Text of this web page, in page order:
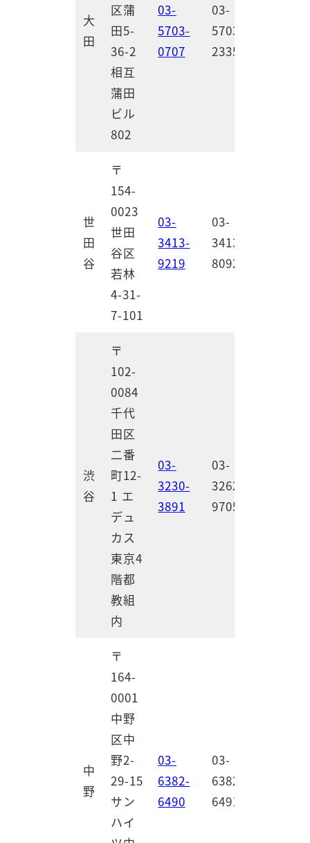
大
田
区蒲
田5-
36-2
相互
蒲田
ビル
802
03-
5703-
0707
03-
5703-
2335
世
田
谷
〒
154-
0023
世田
谷区
若林
4-31-
7-101
03-
3413-
9219
03-
3413-
8092
渋
谷
〒
102-
0084
千代
田区
二番
町12-
1 エ
デュ
カス
東京4
階都
教組
内
03-
3230-
3891
03-
3262-
9705
中
野
〒
164-
0001
中野
区中
野2-
29-15
サン
ハイ
03-
6382-
6490
03-
6382-
6491